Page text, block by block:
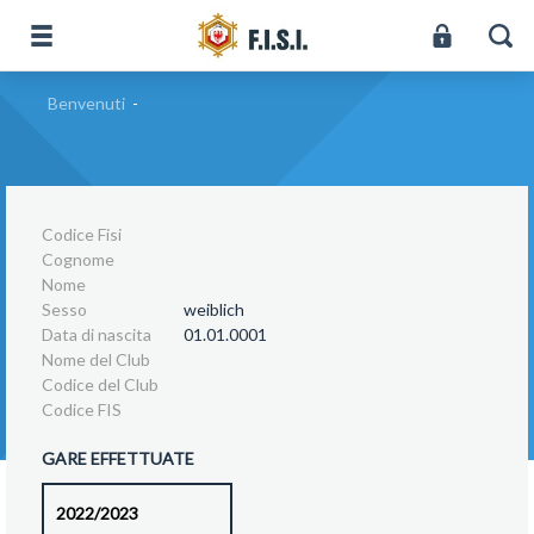
Benvenuti -
Codice Fisi
Cognome
Nome
Sesso
weiblich
Data di nascita
01.01.0001
Nome del Club
Codice del Club
Codice FIS
GARE EFFETTUATE